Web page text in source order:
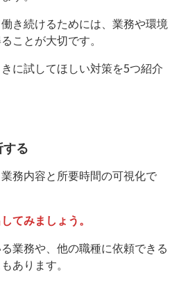
き続けるためには、業務や環境
ことが大切です。
に試してほしい対策を5つ紹介
る
務内容と所要時間の可視化で
てみましょう。
業務や、他の職種に依頼できる
あります。